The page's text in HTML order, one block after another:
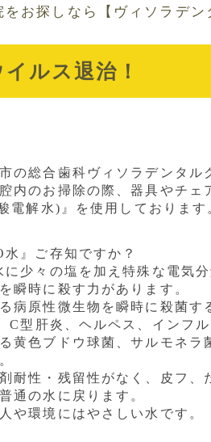
お探しなら【ヴィソラデン
ルス退治！
の総合歯科ヴィソラデンタル
内のお掃除の際、器具やチェ
電解水)』を使用しております
水』ご存知ですか？
に少々の塩を加え特殊な電気
瞬時に殺す力があります。
病原性微生物を瞬時に殺菌す
C型肝炎、ヘルペス、インフル
黄色ブドウ球菌、サルモネラ
耐性・残留性がなく、皮フ、
通の水に戻ります。
や環境にはやさしい水です。